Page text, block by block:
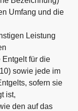
Umfang und die
Leistung
für die
sowie jede im
sofern sie
ist,
den auf das